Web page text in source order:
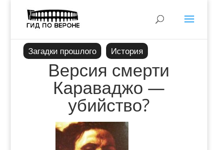
Загадки прошлого История
Версия смерти
Караваджо —
убийство?